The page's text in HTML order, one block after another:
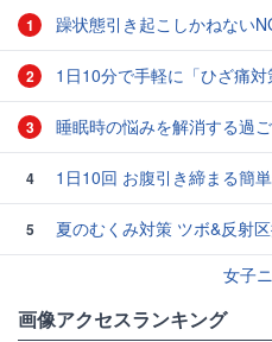
1 躁状態引き起こしかねない
2 1日10分で手軽に「ひざ痛対
3 睡眠時の悩みを解消する過
4 1日10回 お腹引き締まる簡
5
夏のむくみ対策 ツボ&反射
女子
画像アクセスランキング